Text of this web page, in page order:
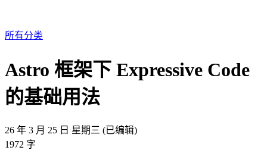
所有分类
Astro 框架下 Expressive Code
的基础用法
26 年 3 月 25 日 星期三 (已编辑)
1972 字